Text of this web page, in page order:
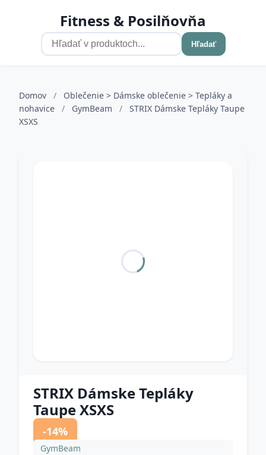
Fitness & Posilňovňa
Hľadať
Domov /
Oblečenie > Dámske oblečenie > Tepláky a
nohavice
/ GymBeam /
STRIX Dámske Tepláky Taupe
XSXS
STRIX Dámske Tepláky
Taupe XSXS
-14%
GymBeam